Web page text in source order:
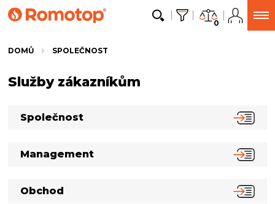
0
DOMŮ SPOLEČNOST
Služby zákazníkům
Společnost
Management
Obchod